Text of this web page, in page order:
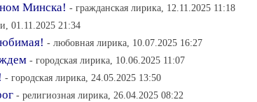
Минска! - гражданская лирика, 12.11.2025 11:18
01.11.2025 21:34
- любовная лирика, 10.07.2025 16:27
- городская лирика, 10.06.2025 11:07
- городская лирика, 24.05.2025 13:50
- религиозная лирика, 26.04.2025 08:22